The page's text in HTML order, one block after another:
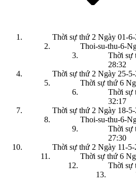
Thời sự thứ 2 Ngày 01-
Thoi-su-thu-6-
Thời sự
28:32
Thời sự thứ 2 Ngày 25-
Thời sự thứ 6
Thời sự
32:17
Thời sự thứ 2 Ngày 18-
Thoi-su-thu-6-
Thời sự
27:30
Thời sự thứ 2 Ngày 11-5-
Thời sự thứ 6
Thời sự